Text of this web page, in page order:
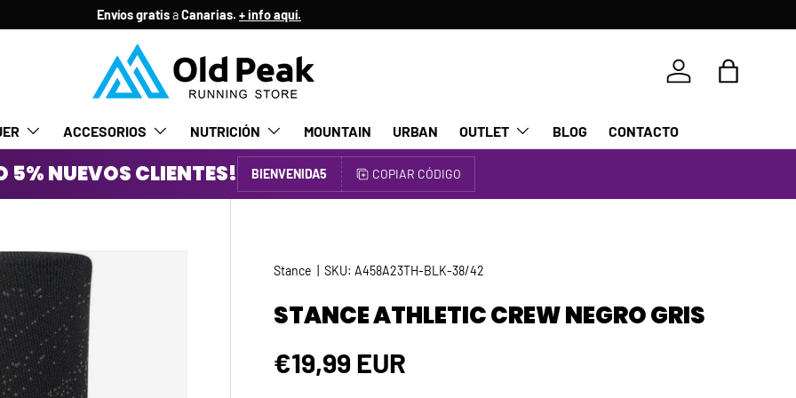
Envíos gratisaCanarias. + info aquí.
Iniciar sesión
Bolsa
ACCESORIOS NUTRICIÓN MOUNTAIN URBAN OUTLET BLOG CONTACTO
5% NUEVOS CLIENTES! BIENVENIDA5 COPIAR CÓDIGO
Stance |SKU: A458A23TH-BLK-38/42
STANCE ATHLETIC CREW NEGRO GRIS
Precio normal
€19,99 EUR